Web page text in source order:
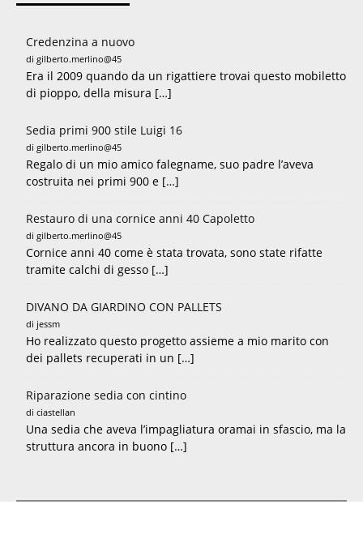
Credenzina a nuovo
di gilberto.merlino@45
Era il 2009 quando da un rigattiere trovai questo mobiletto
di pioppo, della misura […]
Sedia primi 900 stile Luigi 16
di gilberto.merlino@45
Regalo di un mio amico falegname, suo padre l’aveva
costruita nei primi 900 e […]
Restauro di una cornice anni 40 Capoletto
di gilberto.merlino@45
Cornice anni 40 come è stata trovata, sono state rifatte
tramite calchi di gesso […]
DIVANO DA GIARDINO CON PALLETS
di jessm
Ho realizzato questo progetto assieme a mio marito con
dei pallets recuperati in un […]
Riparazione sedia con cintino
di ciastellan
Una sedia che aveva l’impagliatura oramai in sfascio, ma la
struttura ancora in buono […]